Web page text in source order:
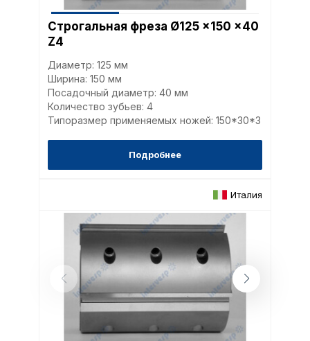
Строгальная фреза Ø125 x150 x40
Z4
Диаметр: 125 мм
Ширина: 150 мм
Посадочный диаметр: 40 мм
Количество зубьев: 4
Типоразмер применяемых ножей: 150*30*3
Подробнее
Италия